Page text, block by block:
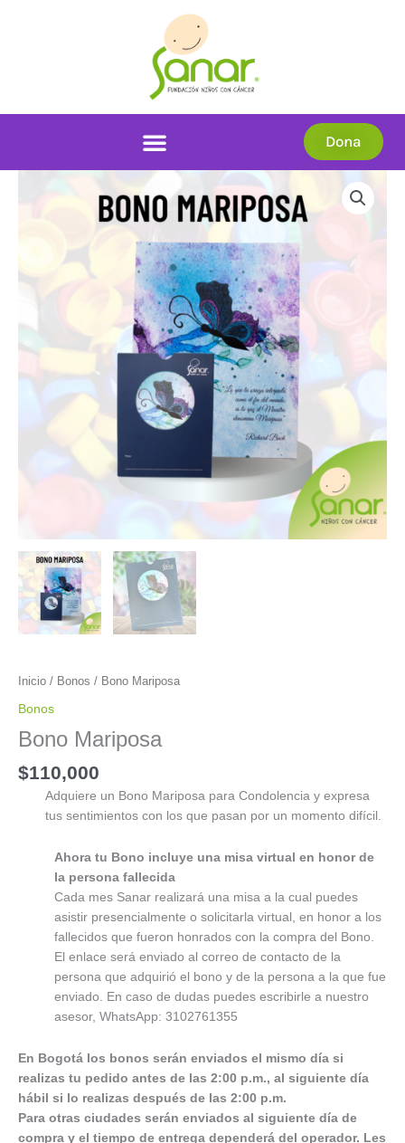
Dona
Inicio / Bonos / Bono Mariposa
Bonos
Bono Mariposa
$110,000
Adquiere un Bono Mariposa para Condolencia y expresa
tus sentimientos con los que pasan por un momento difícil.
Ahora tu Bono incluye una misa virtual en honor de
la persona fallecida
Cada mes Sanar realizará una misa a la cual puedes
asistir presencialmente o solicitarla virtual, en honor a los
fallecidos que fueron honrados con la compra del Bono.
El enlace será enviado al correo de contacto de la
persona que adquirió el bono y de la persona a la que fue
enviado. En caso de dudas puedes escribirle a nuestro
asesor, WhatsApp: 3102761355
En Bogotá los bonos serán enviados el mismo día si
realizas tu pedido antes de las 2:00 p.m., al siguiente día
hábil si lo realizas después de las 2:00 p.m.
Para otras ciudades serán enviados al siguiente día de
compra y el tiempo de entrega dependerá del operador. Les